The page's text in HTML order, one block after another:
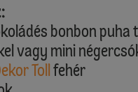
bonbon puha
vagy mini
Tollfehér